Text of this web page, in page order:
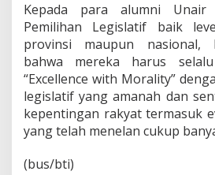
Kepada para alumni
Pemilihan Legislatif baik
provinsi maupun nasional,
bahwa mereka harus
“Excellence with Morality”
legislatif yang amanah dan
kepentingan rakyat termasuk
yang telah menelan cukup
(bus/bti)